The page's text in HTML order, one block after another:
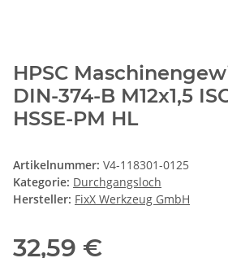
HPSC
DIN-374-B M12x1,5
HSSE-PM HL
Artikelnummer: V4-118301-0125
Kategorie: Durchgangsloch
Hersteller: FixX Werkzeug GmbH
32,59 €